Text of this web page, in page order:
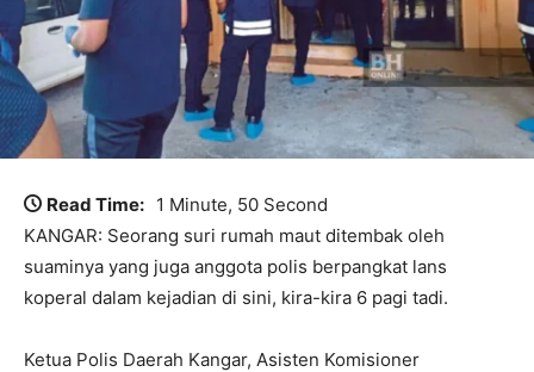
Read Time: 1 Minute, 50 Second
KANGAR: Seorang suri rumah maut ditembak oleh
suaminya yang juga anggota polis berpangkat lans
koperal dalam kejadian di sini, kira-kira 6 pagi tadi.
Ketua Polis Daerah Kangar, Asisten Komisioner